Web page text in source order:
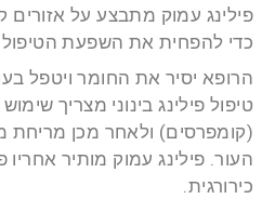
פילינג עמוק מתבצע על אזורים
כדי להפחית את השפעת הטיפול
הרופא יסיר את החומר ויטפל
טיפול פילינג בינוני מצריך
(קומפרסים) ולאחר מכן
העור. פילינג עמוק מותיר
כירורגית.